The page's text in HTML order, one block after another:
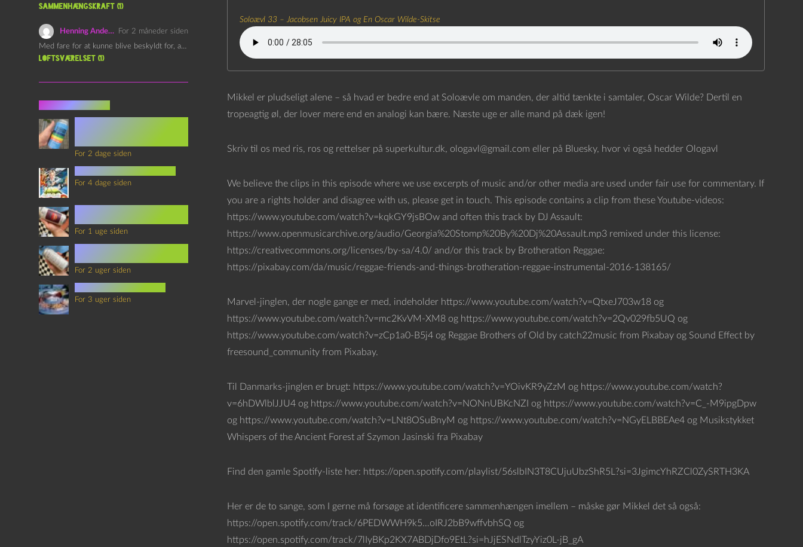
Soloævl 33 – Jacobsen Juicy IPA og En Oscar Wilde-Skitse
Mikkel er pludseligt alene – så hvad er bedre end at Soloævle om manden, der altid tænkte i samtaler, Oscar Wilde? Dertil en
tropeagtig øl, der lover mere end en analogi kan bære. Næste uge er alle mand på dæk igen!
Skriv til os med ris, ros og rettelser på superkultur.dk, ologavl@gmail.com eller på Bluesky, hvor vi også hedder Ologavl
We believe the clips in this episode where we use excerpts of music and/or other media are used under fair use for commentary. If
you are a rights holder and disagree with us, please get in touch. This episode contains a clip from these Youtube-videos:
https://www.youtube.com/watch?v=kqkGY9jsBOw and often this track by DJ Assault:
https://www.openmusicarchive.org/audio/Georgia%20Stomp%20By%20Dj%20Assault.mp3 remixed under this license:
https://creativecommons.org/licenses/by-sa/4.0/ and/or this track by Brotheration Reggae:
https://pixabay.com/da/music/reggae-friends-and-things-brotheration-reggae-instrumental-2016-138165/
Marvel-jinglen, der nogle gange er med, indeholder https://www.youtube.com/watch?v=QtxeJ703w18 og
https://www.youtube.com/watch?v=mc2KvVM-XM8 og https://www.youtube.com/watch?v=2Qv029fb5UQ og
https://www.youtube.com/watch?v=zCp1a0-B5j4 og Reggae Brothers of Old by catch22music from Pixabay og Sound Effect by
freesound_community from Pixabay.
Til Danmarks-jinglen er brugt: https://www.youtube.com/watch?v=YOivKR9yZzM og https://www.youtube.com/watch?
v=6hDWlblJJU4 og https://www.youtube.com/watch?v=NONnUBKcNZI og https://www.youtube.com/watch?v=C_-M9ipgDpw
og https://www.youtube.com/watch?v=LNt8OSuBnyM og https://www.youtube.com/watch?v=NGyELBBEAe4 og Musikstykket
Whispers of the Ancient Forest af Szymon Jasinski fra Pixabay
Find den gamle Spotify-liste her: https://open.spotify.com/playlist/56slbIN3T8CUjuUbzShR5L?si=3JgimcYhRZCl0ZySRTH3KA
Her er de to sange, som I gerne må forsøge at identificere sammenhængen imellem – måske gør Mikkel det så også:
https://open.spotify.com/track/6PEDWWH9k5…oIRJ2bB9wffvbhSQ og
https://open.spotify.com/track/7lIyBKp2KX7ABDjDfo9EtL?si=hJjESNdlTzyYiz0L-jB_gA
sammenhængskraft (1)
Henning Andersen
For 2 måneder siden
Med fare for at kunne blive beskyldt for, at være…
Loftsværelset (1)
For 2 dage siden
For 4 dage siden
For 1 uge siden
For 2 uger siden
For 3 uger siden